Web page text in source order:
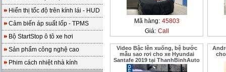
Hiển thị tốc độ trên kính lái - HUD
Cảm biến áp suất lốp - TPMS
Bộ StartStop ô tô xe hơi
Sản phẩm công nghệ cao
Phim cách nhiệt nhà kính
Mã hàng: 45803
Giá: Call
Video Bậc lên xuống, bệ bước
mẫu sao rơi cho xe Hyundai
Santafe 2019 tại ThanhBinhAuto